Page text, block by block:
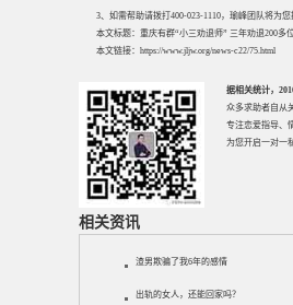
3、如需帮助请拨打400-023-1110，瑜峰团队将为
本文标题： 重庆有群“小三劝退师” 三年劝退200多
本文链接： https://www.jljw.org/news-c22/75.html
据相关统计，
众多求助者自从
专注恋爱指导、
为您开启一对一
相关资讯
渣男欺骗了我6年的感情
出轨的女人，还能回家吗？